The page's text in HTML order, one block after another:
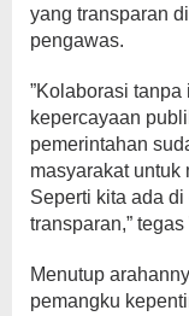
yang transparan
pengawas.
​”Kolaborasi
kepercayaan
pemerintahan
masyarakat untuk
Seperti kita ada
transparan,”
​Menutup
pemangku